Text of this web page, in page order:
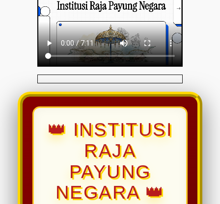
👑 INSTITUSI
RAJA
PAYUNG
NEGARA 👑